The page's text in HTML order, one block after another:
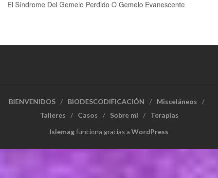
El Síndrome Del Gemelo Perdido O Gemelo Evanescente
BIENVENIDOS BIODESCODIFICACIÓN
Misceláneos
Talleres
Casos Sobre mí
Terapias
Islemagfunciona gracias a WordPress